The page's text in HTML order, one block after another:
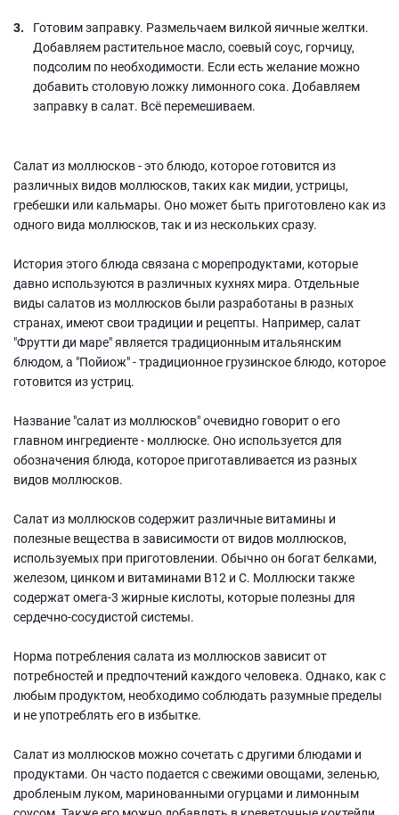
Готовим заправку. Размельчаем вилкой яичные желтки.
Добавляем растительное масло, соевый соус, горчицу,
подсолим по необходимости. Если есть желание можно
добавить столовую ложку лимонного сока. Добавляем
заправку в салат. Всё перемешиваем.
Салат из моллюсков - это блюдо, которое готовится из
различных видов моллюсков, таких как мидии, устрицы,
гребешки или кальмары. Оно может быть приготовлено как из
одного вида моллюсков, так и из нескольких сразу.
История этого блюда связана с морепродуктами, которые
давно используются в различных кухнях мира. Отдельные
виды салатов из моллюсков были разработаны в разных
странах, имеют свои традиции и рецепты. Например, салат
"Фрутти ди маре" является традиционным итальянским
блюдом, а "Пойиож" - традиционное грузинское блюдо, которое
готовится из устриц.
Название "салат из моллюсков" очевидно говорит о его
главном ингредиенте - моллюске. Оно используется для
обозначения блюда, которое приготавливается из разных
видов моллюсков.
Салат из моллюсков содержит различные витамины и
полезные вещества в зависимости от видов моллюсков,
используемых при приготовлении. Обычно он богат белками,
железом, цинком и витаминами В12 и С. Моллюски также
содержат омега-3 жирные кислоты, которые полезны для
сердечно-сосудистой системы.
Норма потребления салата из моллюсков зависит от
потребностей и предпочтений каждого человека. Однако, как с
любым продуктом, необходимо соблюдать разумные пределы
и не употреблять его в избытке.
Салат из моллюсков можно сочетать с другими блюдами и
продуктами. Он часто подается с свежими овощами, зеленью,
дробленым луком, маринованными огурцами и лимонным